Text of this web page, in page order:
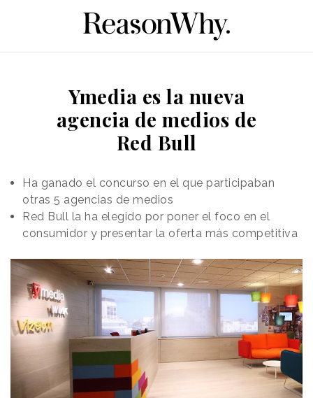
Ymedia es la nueva
agencia de medios de
Red Bull
Ha ganado el concurso en el que participaban
otras 5 agencias de medios
Red Bull la ha elegido por poner el foco en el
consumidor y presentar la oferta más competitiva